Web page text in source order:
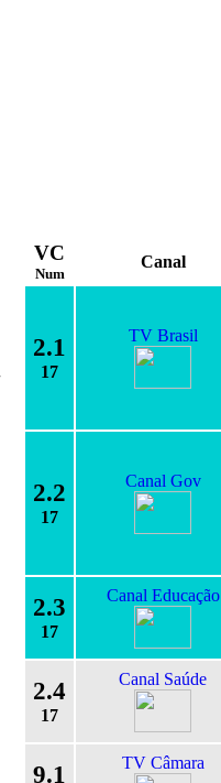
VC
Num
Canal
2.1
17
TV Brasil
2.2
17
Canal Gov
2.3
17
Canal Educação
2.4
17
Canal Saúde
9.1 TV Câmara